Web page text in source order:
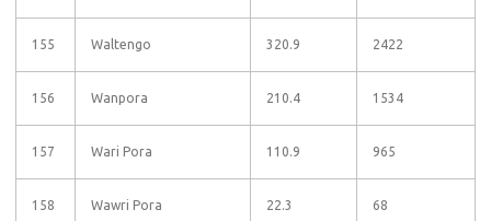
155 Waltengo 320.9 2422
156 Wanpora 210.4 1534
157 Wari Pora 110.9 965
158 Wawri Pora 22.3 68